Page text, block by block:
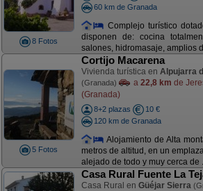
8 Fotos
60 km de Granada
Complejo turístico
disponen de: cocina
salones, hidromasaje, amplios
5 Fotos
Cortijo Macarena
Vivienda turística en Alpujarra
(Granada) a 22,8 km de
(Granada)
8+2 plazas
10 €
120 km de Granada
Alojamiento de Alta
metros de altitud, en un
alejado de todo y muy cerca de
Casa Rural Fuente La
Casa Rural en Güéjar Sierra